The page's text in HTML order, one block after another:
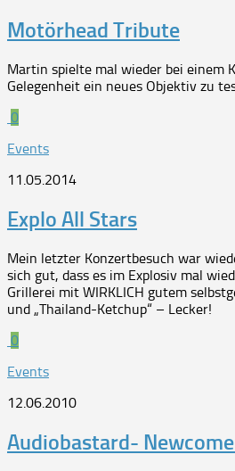
Motörhead Tribute
Martin spielte mal wieder bei einem
Gelegenheit ein neues Objektiv zu
0
Events
11.05.2014
Explo All Stars
Mein letzter Konzertbesuch war
sich gut, dass es im Explosiv mal
Grillerei mit WIRKLICH gutem
und „Thailand-Ketchup“ – Lecker!
0
Events
12.06.2010
Audiobastard-